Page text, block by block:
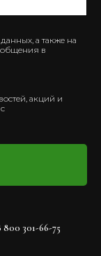
а также на
в
акций и
800 301-66-75